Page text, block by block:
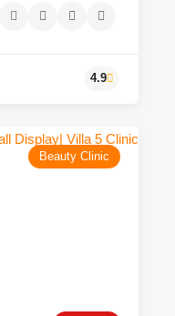
Beauty Clinic